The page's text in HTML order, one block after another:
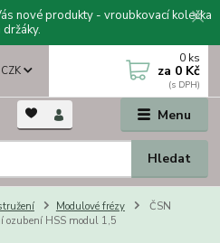
nové produkty - vroubkovací kolečka
držáky.
Menu
CZK
Hledat
0 ks
za 0 Kč
Modulové frézy
ČSN
ozubení HSS modul 1,5